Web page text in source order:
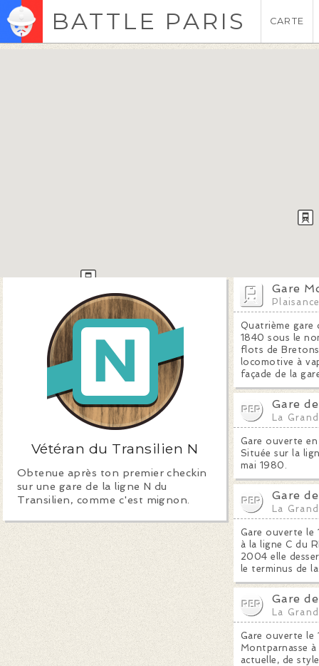
BATTLE PARIS CARTE
Vétéran du Transilien N
Obtenue après ton premier checkin
sur une gare de la ligne N du
Transilien, comme c'est mignon.
Gare
Quatrième gare
1840 sous le
flots de
locomotive à
façade de la
Gare
La
Gare ouverte
Située sur la
mai 1980.
Gare
La
Gare ouverte le
à la ligne C du
2004 elle
le terminus de
Gare
La
Gare ouverte le
Montparnasse
actuelle, de